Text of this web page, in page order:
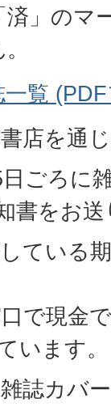
」のマ
覧
店を通
ごろに
書をお
ている
現金で
います。
誌カバ